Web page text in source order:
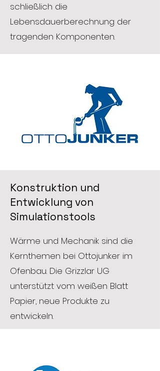
schließlich die
Lebensdauerberechnung der
tragenden Komponenten.
Konstruktion und
Entwicklung von
Simulationstools
Wärme und Mechanik sind die
Kernthemen bei Ottojunker im
Ofenbau. Die Grizzlar UG
unterstützt vom weißen Blatt
Papier, neue Produkte zu
entwickeln.